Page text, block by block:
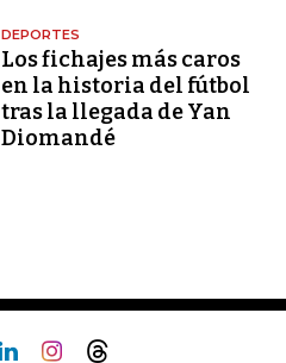
DEPORTES
Los fichajes más caros
en la historia del fútbol
tras la llegada de Yan
Diomandé